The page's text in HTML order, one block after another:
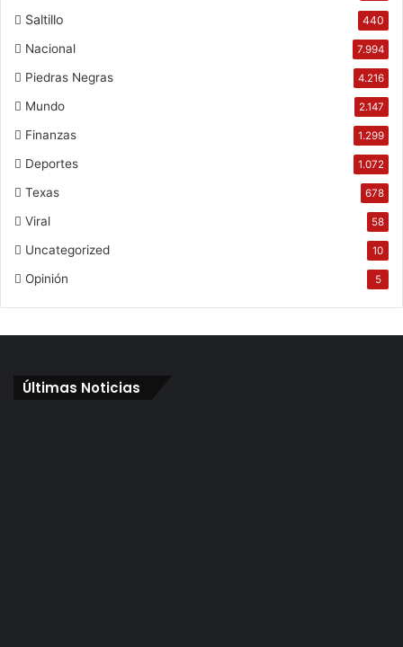
Saltillo 440
Nacional 7.994
Piedras Negras 4.216
Mundo 2.147
Finanzas 1.299
Deportes 1.072
Texas 678
Viral 58
Uncategorized 10
Opinión 5
Últimas Noticias